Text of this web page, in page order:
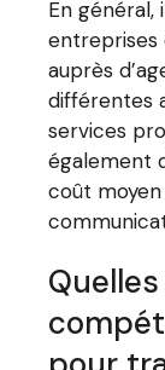
En
entreprises
auprès
différentes
services
également
coût moyen